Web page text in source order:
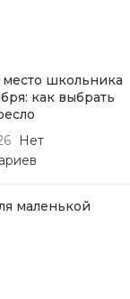
место школьника
как выбрать
Нет
маленькой